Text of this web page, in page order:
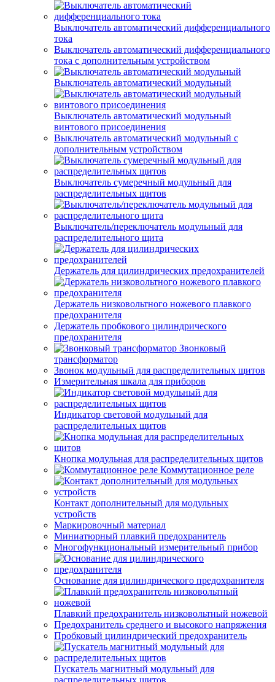
Выключатель автоматический дифференциального
тока
Выключатель автоматический дифференциального
тока с дополнительным устройством
Выключатель автоматический модульный
Выключатель автоматический модульный
винтового присоединения
Выключатель автоматический модульный с
дополнительным устройством
Выключатель сумеречный модульный для
распределительных щитов
Выключатель/переключатель модульный для
распределительного щита
Держатель для цилиндрических предохранителей
Держатель низковольтного ножевого плавкого
предохранителя
Держатель пробкового цилиндрического
предохранителя
Звонковый
трансформатор
Звонок модульный для распределительных щитов
Измерительная шкала для приборов
Индикатор световой модульный для
распределительных щитов
Кнопка модульная для распределительных щитов
Коммутационное реле
Контакт дополнительный для модульных
устройств
Маркировочный материал
Миниатюрный плавкий предохранитель
Многофункциональный измерительный прибор
Основание для цилиндрического предохранителя
Плавкий предохранитель низковольтный ножевой
Предохранитель среднего и высокого напряжения
Пробковый цилиндрический предохранитель
Пускатель магнитный модульный для
распределительных щитов